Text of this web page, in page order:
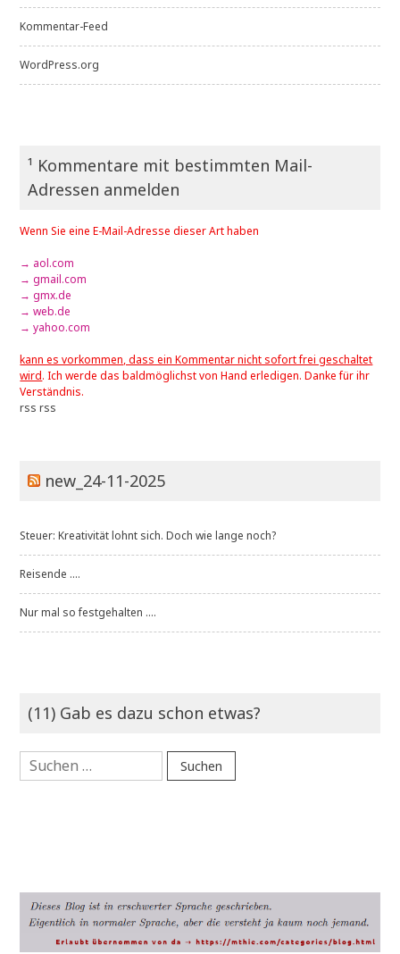
Kommentar-Feed
WordPress.org
¹ Kommentare mit bestimmten Mail-
Adressen anmelden
Wenn Sie eine E-Mail-Adresse dieser Art haben
→ aol.com
→ gmail.com
→ gmx.de
→ web.de
→ yahoo.com
kann es vorkommen, dass ein Kommentar nicht sofort frei geschaltet
wird. Ich werde das baldmöglichst von Hand erledigen. Danke für ihr
Verständnis.
rss rss
new_24-11-2025
Steuer: Kreativität lohnt sich. Doch wie lange noch?
Reisende ....
Nur mal so festgehalten ....
(11) Gab es dazu schon etwas?
Suchen
nach: